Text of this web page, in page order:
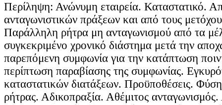
Περίληψη: Ανώνυμη εταιρεία. Καταστατικό.
ανταγωνιστικών πράξεων και από τους
Παράλληλη ρήτρα μη ανταγωνισμού από τα
συγκεκριμένο χρονικό διάστημα μετά την
παρεπόμενη συμφωνία για την κατάπτωση
περίπτωση παραβίασης της συμφωνίας.
καταστατικών διατάξεων. Προϋποθέσεις. Φύση
ρήτρας. Αδικοπραξία. Αθέμιτος